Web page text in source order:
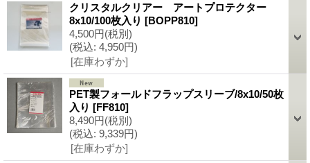
クリスタルクリアー アートプロテクター
8x10/100枚入り [BOPP810]
4,500円(税別)
(税込: 4,950円)
[在庫わずか]
PET製フォールドフラップスリーブ/8x10/50枚
入り [FF810]
8,490円(税別)
(税込: 9,339円)
[在庫わずか]